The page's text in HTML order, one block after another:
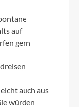
auf
gern
auch aus
würden